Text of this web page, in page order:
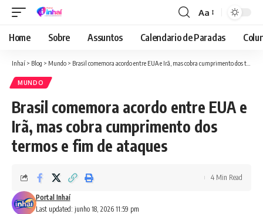
Font
Resizer
Aa
Home Sobre Assuntos Calendario de Paradas
Inhaí > Blog > Mundo > Brasil comemora acordo entre EUA e Irã, mas cobra cumprimento dos termos e fim de ataques
MUNDO
Brasil comemora acordo entre EUA e
Irã, mas cobra cumprimento dos
termos e fim de ataques
Last updated: junho 18, 2026 11:59 pm
Portal Inhaí
4 Min Read